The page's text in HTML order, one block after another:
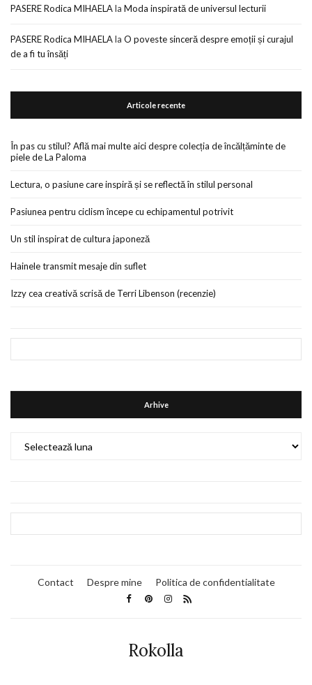
PASERE Rodica MIHAELAla Moda inspirată de universul lecturii
PASERE Rodica MIHAELAla O poveste sinceră despre emoții și curajul
de a fi tu însăți
Articole recente
În pas cu stilul? Află mai multe aici despre colecția de încălțăminte de
piele de La Paloma
Lectura, o pasiune care inspiră și se reflectă în stilul personal
Pasiunea pentru ciclism începe cu echipamentul potrivit
Un stil inspirat de cultura japoneză
Hainele transmit mesaje din suflet
Izzy cea creativă scrisă de Terri Libenson (recenzie)
Arhive
Contact Despre mine Politica de confidentialitate
Rokolla